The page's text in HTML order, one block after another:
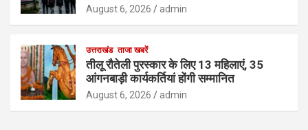
August 6, 2026 admin
उत्तराखंड ताजा खबरें
तीलू रौतेली पुरस्कार के लिए 13 महिलाएं, 35
आंगनबाड़ी कार्यकर्तियां होंगी सम्मानित
August 6, 2026 admin